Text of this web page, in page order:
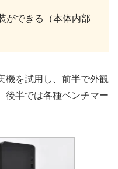
ができる（本体内部
機を試用し、前半で外観
後半では各種ベンチマー